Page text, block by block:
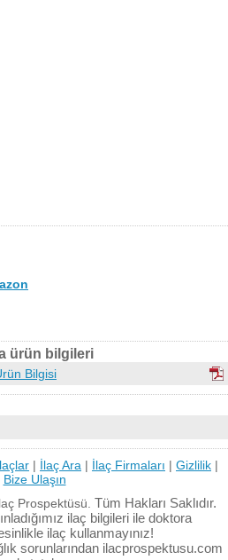
ürün bilgileri
Bilgisi
| İlaç Ara | İlaç Firmaları | Gizlilik |
Bize Ulaşın
Prospektüsü. Tüm Hakları Saklıdır.
ilaç bilgileri ile doktora
ilaç kullanmayınız!
sorunlarından ilacprospektusu.com